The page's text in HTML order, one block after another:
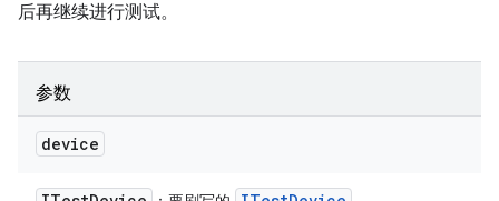
后再继续进行测试。
参数
device